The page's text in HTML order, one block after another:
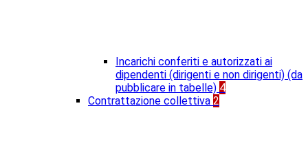
Incarichi conferiti e autorizzati ai
dipendenti (dirigenti e non dirigenti) (da
pubblicare in tabelle) 4
Contrattazione collettiva 2